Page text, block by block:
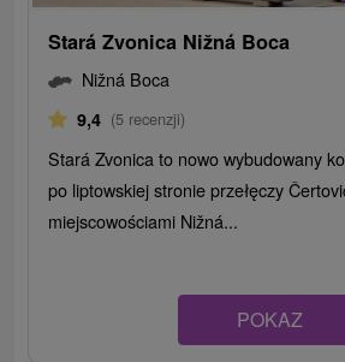
Stará Zvonica Nižná Boca
Nižná Boca
9,4 (5 recenzji)
Stará Zvonica to nowo wybudowany
po liptowskiej stronie przełęczy
miejscowościami Nižná...
POKAZ